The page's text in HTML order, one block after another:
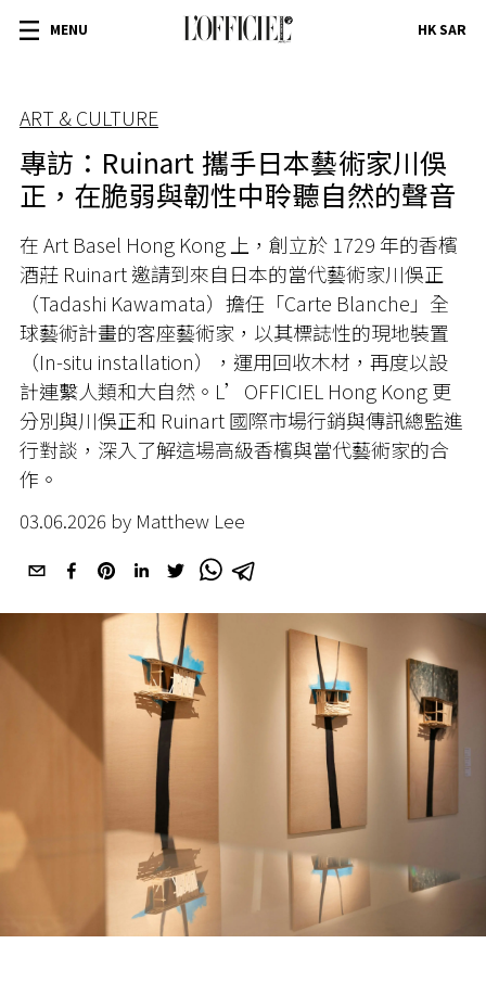
MENU HK SAR
ART & CULTURE
專訪：Ruinart 攜手日本藝術家川俁
正，在脆弱與韌性中聆聽自然的聲音
在 Art Basel Hong Kong 上，創立於 1729 年的香檳
酒莊 Ruinart 邀請到來自日本的當代藝術家川俁正
（Tadashi Kawamata）擔任「Carte Blanche」全
球藝術計畫的客座藝術家，以其標誌性的現地裝置
（In-situ installation），運用回收木材，再度以設
計連繫人類和大自然。L’OFFICIEL Hong Kong 更
分別與川俁正和 Ruinart 國際市場行銷與傳訊總監進
行對談，深入了解這場高級香檳與當代藝術家的合
作。
03.06.2026 by Matthew Lee